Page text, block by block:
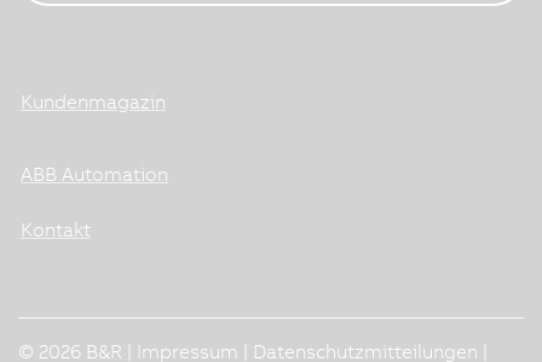
Kundenmagazin
ABB Automation
Kontakt
© 2026 B&R | Impressum Datenschutzmitteilungen